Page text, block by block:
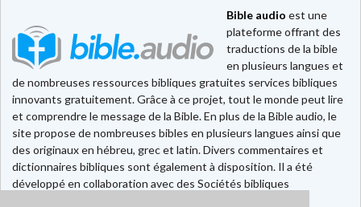
Bible audio est une
plateforme offrant des
traductions de la bible
en plusieurs langues et
de nombreuses ressources bibliques gratuites services bibliques
innovants gratuitement. Grâce à ce projet, tout le monde peut lire
et comprendre le message de la Bible. En plus de la Bible audio, le
site propose de nombreuses bibles en plusieurs langues ainsi que
des originaux en hébreu, grec et latin. Divers commentaires et
dictionnaires bibliques sont également à disposition. Il a été
développé en collaboration avec des Sociétés bibliques